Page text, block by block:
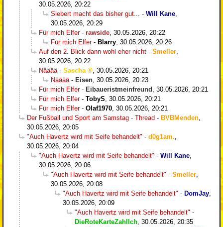
30.05.2026, 20:22
Siebert macht das bisher gut... - Will Kane,
30.05.2026, 20:29
Für mich Elfer- rawside, 30.05.2026, 20:22
Für mich Elfer- Blarry, 30.05.2026, 20:26
Auf den 2. Blick dann wohl eher nicht - Smeller,
30.05.2026, 20:22
Nääää- Sascha , 30.05.2026, 20:21
Nääää- Eisen, 30.05.2026, 20:23
Für mich Elfer- Eibaueristmeinfreund , 30.05.2026, 20:21
Für mich Elfer- TobyS, 30.05.2026, 20:21
Für mich Elfer- Olaf1970, 30.05.2026, 20:21
Der Fußball und Sport am Samstag - Thread - BVBMenden,
30.05.2026, 20:05
"Auch Havertz wird mit Seife behandelt" - d0g1am.,
30.05.2026, 20:04
"Auch Havertz wird mit Seife behandelt" - Will Kane,
30.05.2026, 20:06
"Auch Havertz wird mit Seife behandelt" - Smeller,
30.05.2026, 20:08
"Auch Havertz wird mit Seife behandelt" - DomJay,
30.05.2026, 20:09
"Auch Havertz wird mit Seife behandelt" -
DieRoteKarteZahlIch, 30.05.2026, 20:35